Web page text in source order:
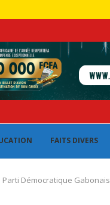
FAITS DIVERS
Parti Démocratique Gabonais